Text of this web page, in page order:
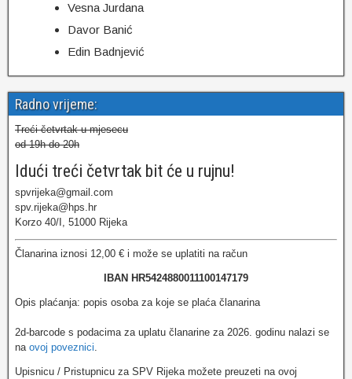
Vesna Jurdana
Davor Banić
Edin Badnjević
Radno vrijeme:
Treći četvrtak u mjesecu
od 19h do 20h
Idući treći četvrtak bit će u rujnu!
spvrijeka@gmail.com
spv.rijeka@hps.hr
Korzo 40/I, 51000 Rijeka
Članarina iznosi 12,00 € i može se uplatiti na račun
IBAN HR5424880011100147179
Opis plaćanja: popis osoba za koje se plaća članarina
2d-barcode s podacima za uplatu članarine za 2026. godinu nalazi se
na ovoj poveznici
Upisnicu / Pristupnicu za SPV Rijeka možete preuzeti na ovoj